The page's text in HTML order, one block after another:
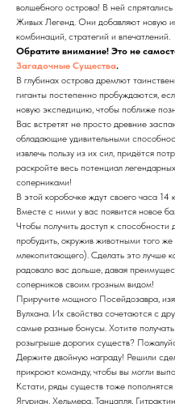
волшебного острова! В ней
Живых Легенд. Они добавляют новую
комбинаций, стратегий и впечатлений.
Обратите внимание! Это не
Загадочные Существа.
В глубинах острова дремлют
гиганты постепенно пробуждаются,
новую экспедицию, чтобы поближе
Вас встретят не просто древние
обладающие удивительными
извлечь пользу из их сил, придётся
раскройте весь потенциал
соперниками!
В этой коробочке ждут своего часа 14
Вместе с ними у вас появится новое
Чтобы получить доступ к способности
пробудить, окружив животными того
млекопитающего). Сделать это лучше
радовало вас дольше, давая
соперников своим грозным видом!
Приручите мощного Посейдозавра,
Вулхана. Их свойства сочетаются с
самые разные бонусы. Хотите
розыгрыше дорогих существ?
Держите двойную награду! Решили
прикроют команду, чтобы вы могли
Кстати, ряды существ тоже
Ягуриан, Хельмера, Танцапля,